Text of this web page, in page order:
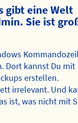
gibt eine Welt
Sie ist
Dort kannst Du mit
erstellen.
irrelevant. Und
ist, was nicht mit